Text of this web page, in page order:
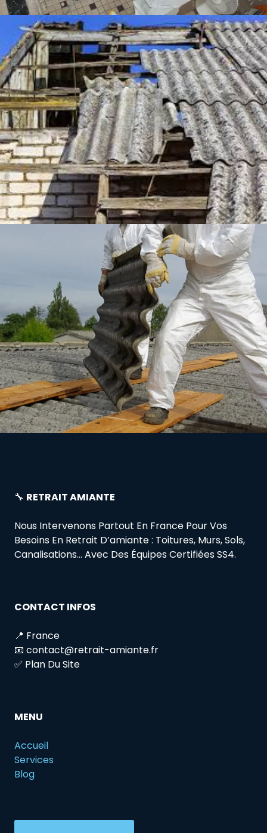
🔧 RETRAIT AMIANTE
Nous Intervenons Partout En France Pour Vos
Besoins En Retrait D’amiante : Toitures, Murs, Sols,
Canalisations… Avec Des Équipes Certifiées SS4.
CONTACT INFOS
📍 France
📧 contact@retrait-amiante.fr
✅ Plan Du Site
MENU
Accueil
Services
Blog